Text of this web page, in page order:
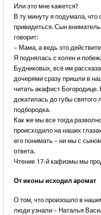
Или это мне кажется?
В ту минуту я подумала, что
привидеться. Сын
говорит:
– Мама, а ведь это
Я поднялась с колен и
Будниковых, всё им
дочерями сразу пришли в
читать акафист Богородице.
докатилась до губы святого
подбородка.
Как же мы все тогда
происходило на наших
его понимать – ни мы с
ответа.
Чтение 17-й кафизмы мы
От иконы исходил аромат
О том, что произошло в
люди узнали – Наталья